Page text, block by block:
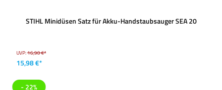
STIHL Minidüsen Satz für Akku-Handstaubsauger SEA 20
UVP:16,90 €*
15,98 €*
- 22%